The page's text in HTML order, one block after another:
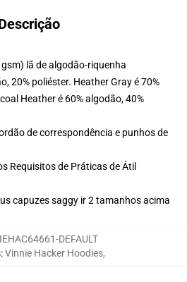
lã de algodão-riquenha
20% poliéster. Heather Gray é 70%
Heather é 60% algodão, 40%
de correspondência e punhos de
Requisitos de Práticas de Átil
capuzes saggy ir 2 tamanhos acima
DEFAULT
:Vinnie Hacker Hoodies,